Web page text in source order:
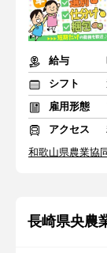
給与
シフト
雇用形態
アクセス
和歌山県農業協
長崎県央農